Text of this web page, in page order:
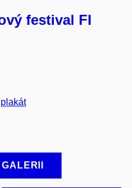
festival FI